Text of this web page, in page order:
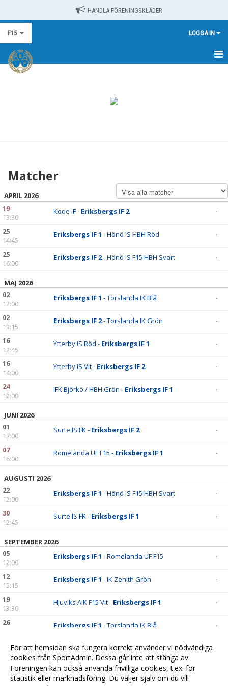
HANDLA FÖRENINGSKLÄDER
F15 LOGGA IN
HEM
DOKUMENT
KONTAKT
Matcher
APRIL 2026
19
13:30
Kode IF - Eriksbergs IF 2 -
25
14:45
Eriksbergs IF 1 - Hönö IS HBH Röd -
25
16:00
Eriksbergs IF 2- Hönö IS F15 HBH Svart -
MAJ 2026
02
12:00
Eriksbergs IF 1 - Torslanda IK Blå -
02
13:15
Eriksbergs IF 2- Torslanda IK Grön -
16
12:45
Ytterby IS Röd - Eriksbergs IF 1 -
16
14:00
Ytterby IS Vit - Eriksbergs IF 2 -
24
12:00
IFK Björkö / HBH Grön - Eriksbergs IF 1 -
JUNI 2026
01
17:00
Surte IS FK - Eriksbergs IF 2 -
07
16:00
Romelanda UF F15 - Eriksbergs IF 1 -
AUGUSTI 2026
22
12:00
Eriksbergs IF 1 - Hönö IS F15 HBH Svart -
30
12:45
Surte IS FK - Eriksbergs IF 1 -
SEPTEMBER 2026
05
12:00
Eriksbergs IF 1 - Romelanda UF F15 -
12
15:15
Eriksbergs IF 1 - IK Zenith Grön -
19
13:30
Hjuviks AIK F15 Vit - Eriksbergs IF 1 -
26
Eriksbergs IF 1 - Torslanda IK Blå -
OKTOBER 2026
12:00
Kode IF -Eriksbergs IF 1
För att hemsidan ska fungera korrekt använder vi nödvändiga
cookies från SportAdmin. Dessa går inte att stänga av.
Föreningen kan också använda frivilliga cookies, t.ex. för
statistik eller marknadsföring. Du väljer själv om du vill